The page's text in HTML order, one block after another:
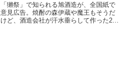
「獺祭」で知られる旭酒造が、全国紙で
意見広告。焼酎の森伊蔵や魔王もそうだ
けど、酒造会社が汗水垂らして作った2千